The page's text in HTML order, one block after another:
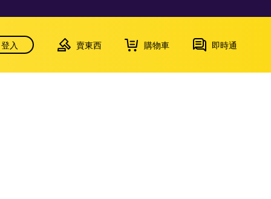
登入 賣東西 購物車 即時通